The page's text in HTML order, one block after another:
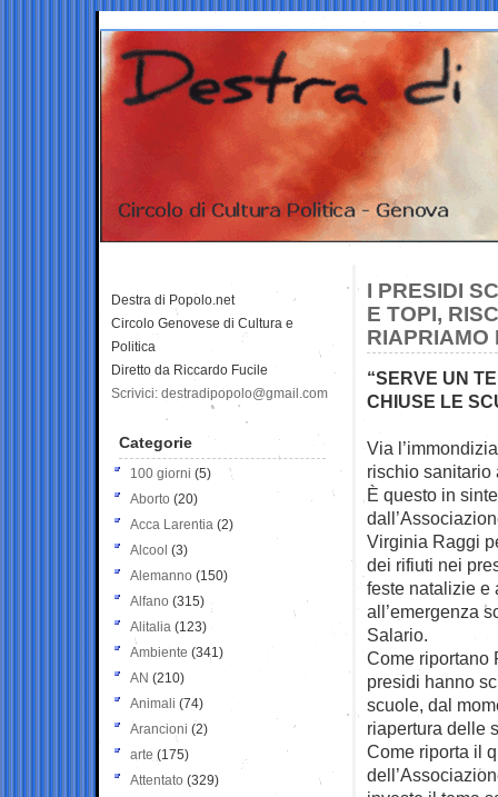
I PRESIDI
E TOPI,
RIAPRIAMO
“SERVE UN
CHIUSE LE
Via
rischio sanitario
È questo in
Virginia Raggi
dei rifiuti nei
feste natalizie e
all’emergenza
Salario.
Come riportano
presidi hanno
scuole, dal
riapertura delle
Come riporta il
Destra di Popolo.net
Circolo Genovese di Cultura e
Politica
Diretto da Riccardo Fucile
Scrivici: destradipopolo@gmail.com
Categorie
100 giorni (5)
Aborto (20)
Acca Larentia (2)
Alcool (3)
Alemanno (150)
Alfano (315)
Alitalia (123)
Ambiente (341)
AN (210)
Animali (74)
Arancioni (2)
arte (175)
Attentato (329)